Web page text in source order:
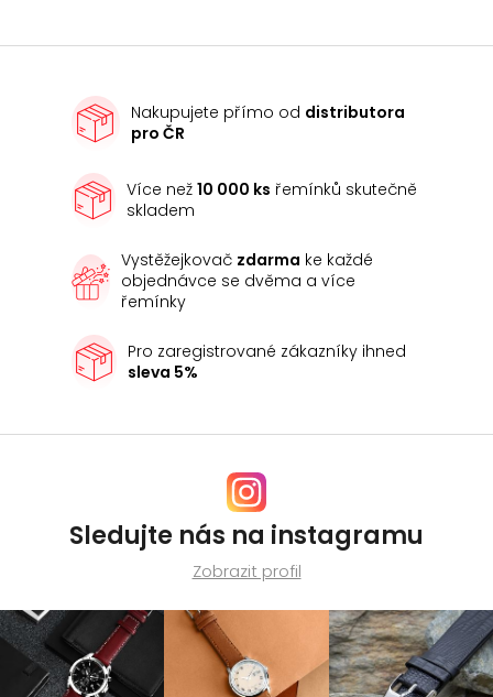
Nakupujete přímo od distributora
pro ČR
Více než10 000 ks řemínků skutečně
skladem
Vystěžejkovač zdarma ke každé
objednávce se dvěma a více
řemínky
Pro zaregistrované zákazníky ihned
sleva 5%
Sledujte nás na instagramu
Zobrazit profil